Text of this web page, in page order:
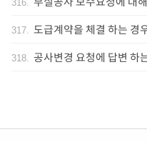
317. 도급계약을 체결 하는 경
318. 공사변경 요청에 답변 하